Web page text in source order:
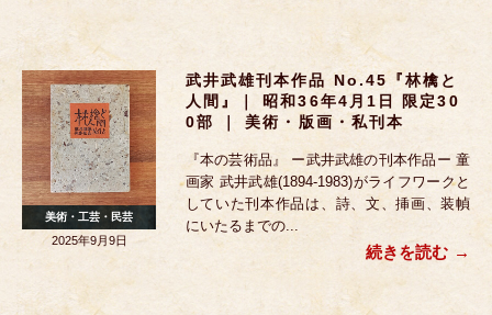
武井武雄刊本作品 No.45『林檎と
人間』｜ 昭和36年4月1日 限定30
0部 ｜ 美術・版画・私刊本
『本の芸術品』 ー武井武雄の刊本作品ー 童
画家 武井武雄(1894-1983)がライフワークと
していた刊本作品は、詩、文、挿画、装幀
にいたるまでの...
続きを読む
美術・工芸・民芸
2025年9月9日